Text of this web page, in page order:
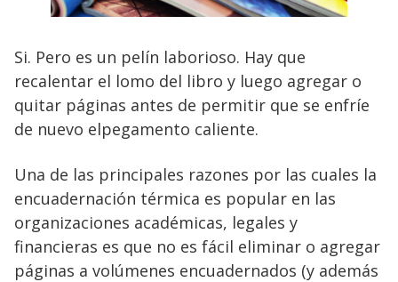
Si. Pero es un pelín laborioso. Hay que
recalentar el lomo del libro y luego agregar o
quitar páginas antes de permitir que se enfríe
de nuevo elpegamento caliente.
Una de las principales razones por las cuales la
encuadernación térmica es popular en las
organizaciones académicas, legales y
financieras es que no es fácil eliminar o agregar
páginas a volúmenes encuadernados (y además